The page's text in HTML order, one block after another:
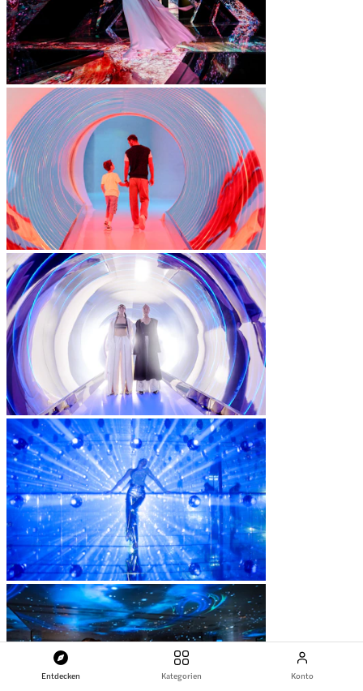
Entdecken Kategorien Konto